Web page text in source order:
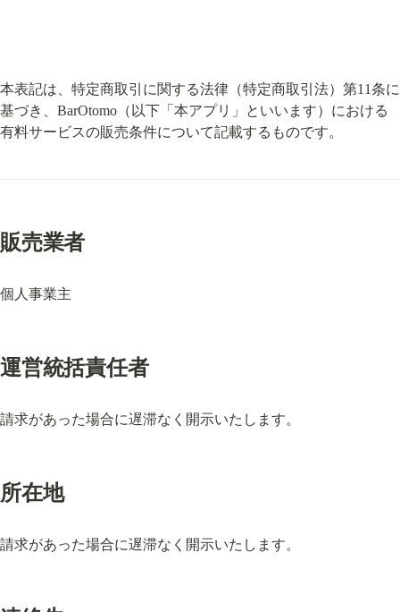
本表記は、特定商取引に関する法律（特定商取引法）第11条に
基づき、BarOtomo（以下「本アプリ」といいます）における
有料サービスの販売条件について記載するものです。
販売業者
個人事業主
運営統括責任者
請求があった場合に遅滞なく開示いたします。
所在地
請求があった場合に遅滞なく開示いたします。